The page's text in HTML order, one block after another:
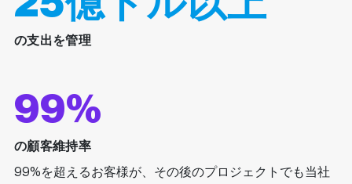
の支出を管理
99%
の顧客維持率
99%を超えるお客様が、その後のプロジェクトでも当社